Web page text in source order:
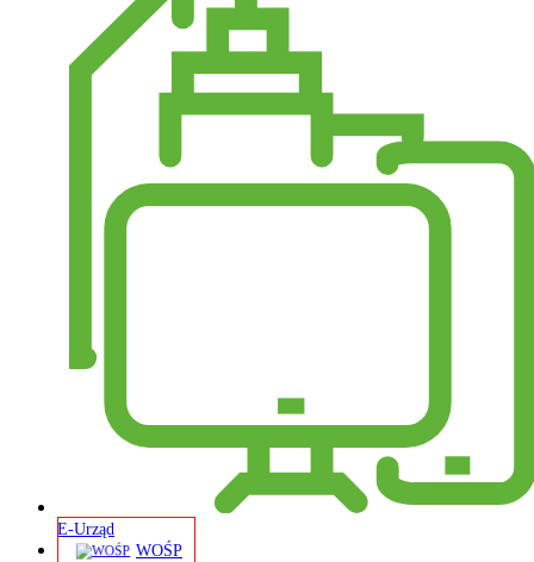
E-Urząd
WOŚP